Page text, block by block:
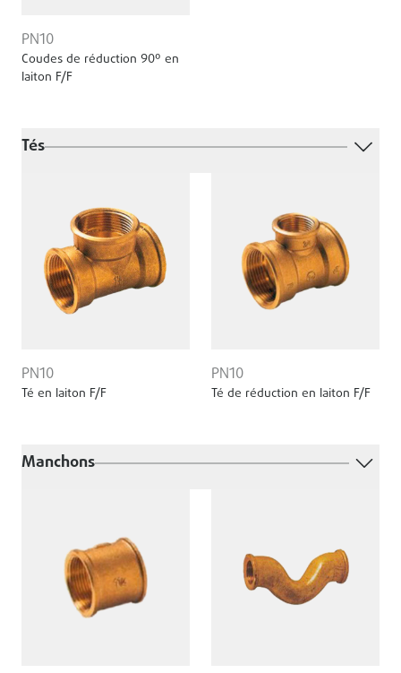
PN10
Coudes de réduction 90º en
laiton F/F
Tés
PN10
Té en laiton F/F
PN10
Té de réduction en laiton F/F
Manchons